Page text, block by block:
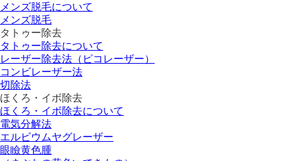
メンズ脱毛について
メンズ脱毛
タトゥー除去
タトゥー除去について
レーザー除去法（ピコレーザー）
コンビレーザー法
切除法
ほくろ・イボ除去
ほくろ・イボ除去について
電気分解法
エルビウムヤグレーザー
眼瞼黄色腫